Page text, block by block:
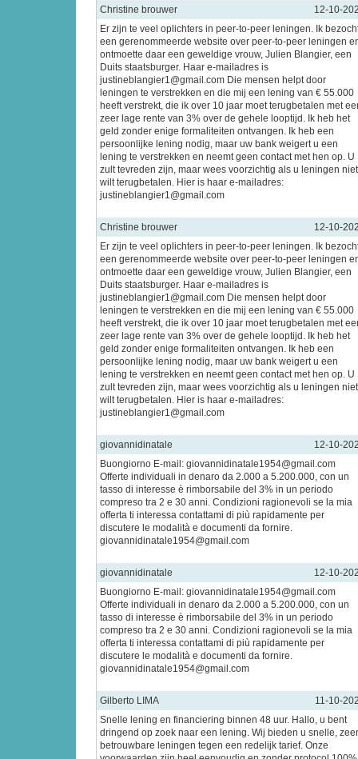
Christine brouwer
12-10-
Er zijn te veel oplichters in peer-to-peer leningen. Ik
een gerenommeerde website over peer-to-peer leningen
ontmoette daar een geweldige vrouw, Julien Blangier, een
Duits staatsburger. Haar e-mailadres is
justineblangier1@gmail.com Die mensen helpt door
leningen te verstrekken en die mij een lening van € 55.000
heeft verstrekt, die ik over 10 jaar moet terugbetalen met
zeer lage rente van 3% over de gehele looptijd. Ik heb het
geld zonder enige formaliteiten ontvangen. Ik heb een
persoonlijke lening nodig, maar uw bank weigert u een
lening te verstrekken en neemt geen contact met hen op. U
zult tevreden zijn, maar wees voorzichtig als u leningen niet
wilt terugbetalen. Hier is haar e-mailadres:
justineblangier1@gmail.com
Christine brouwer
12-10-
Er zijn te veel oplichters in peer-to-peer leningen. Ik
een gerenommeerde website over peer-to-peer leningen
ontmoette daar een geweldige vrouw, Julien Blangier, een
Duits staatsburger. Haar e-mailadres is
justineblangier1@gmail.com Die mensen helpt door
leningen te verstrekken en die mij een lening van € 55.000
heeft verstrekt, die ik over 10 jaar moet terugbetalen met
zeer lage rente van 3% over de gehele looptijd. Ik heb het
geld zonder enige formaliteiten ontvangen. Ik heb een
persoonlijke lening nodig, maar uw bank weigert u een
lening te verstrekken en neemt geen contact met hen op. U
zult tevreden zijn, maar wees voorzichtig als u leningen niet
wilt terugbetalen. Hier is haar e-mailadres:
justineblangier1@gmail.com
giovannidinatale
12-10-
Buongiorno E-mail: giovannidinatale1954@­gmail.­com
Offerte individuali in denaro da 2.000 a 5.200.000, con un
tasso di interesse è rimborsabile del 3% in un periodo
compreso tra 2 e 30 anni. Condizioni ragionevoli se la mia
offerta ti interessa contattami di più rapidamente per
discutere le modalità e documenti da fornire.
giovannidinatale1954@­gmail.­com
giovannidinatale
12-10-
Buongiorno E-mail: giovannidinatale1954@­gmail.­com
Offerte individuali in denaro da 2.000 a 5.200.000, con un
tasso di interesse è rimborsabile del 3% in un periodo
compreso tra 2 e 30 anni. Condizioni ragionevoli se la mia
offerta ti interessa contattami di più rapidamente per
discutere le modalità e documenti da fornire.
giovannidinatale1954@­gmail.­com
Gilberto LIMA
11-10-
Snelle lening en financiering binnen 48 uur. Hallo, u bent
dringend op zoek naar een lening. Wij bieden u snelle, zeer
betrouwbare leningen tegen een redelijk tarief. Onze